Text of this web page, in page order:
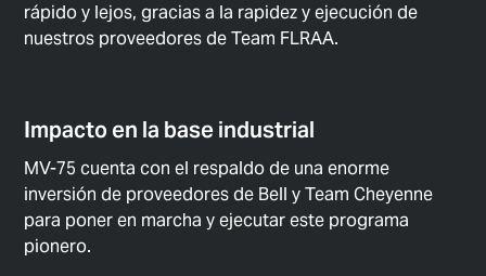
rápido y lejos, gracias a la rapidez y ejecución de
nuestros proveedores de Team FLRAA.
Impacto en la base industrial
MV-75 cuenta con el respaldo de una enorme
inversión de proveedores de Bell y Team Cheyenne
para poner en marcha y ejecutar este programa
pionero.